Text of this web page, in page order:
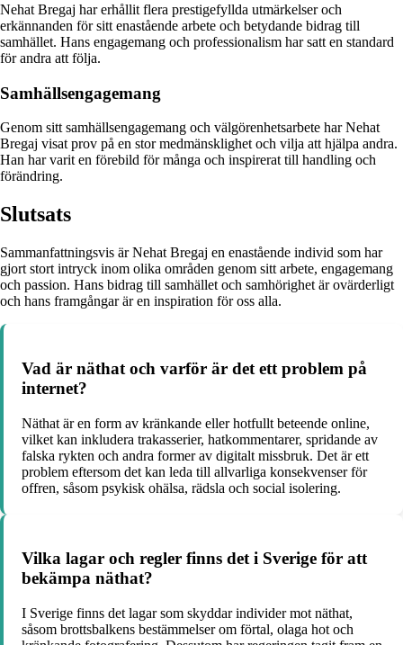
Nehat Bregaj har erhållit flera prestigefyllda utmärkelser och
erkännanden för sitt enastående arbete och betydande bidrag till
samhället. Hans engagemang och professionalism har satt en standard
för andra att följa.
Samhällsengagemang
Genom sitt samhällsengagemang och välgörenhetsarbete har Nehat
Bregaj visat prov på en stor medmänsklighet och vilja att hjälpa andra.
Han har varit en förebild för många och inspirerat till handling och
förändring.
Slutsats
Sammanfattningsvis är Nehat Bregaj en enastående individ som har
gjort stort intryck inom olika områden genom sitt arbete, engagemang
och passion. Hans bidrag till samhället och samhörighet är ovärderligt
och hans framgångar är en inspiration för oss alla.
Vad är näthat och varför är det ett problem på
internet?
Näthat är en form av kränkande eller hotfullt beteende online,
vilket kan inkludera trakasserier, hatkommentarer, spridande av
falska rykten och andra former av digitalt missbruk. Det är ett
problem eftersom det kan leda till allvarliga konsekvenser för
offren, såsom psykisk ohälsa, rädsla och social isolering.
Vilka lagar och regler finns det i Sverige för att
bekämpa näthat?
I Sverige finns det lagar som skyddar individer mot näthat,
såsom brottsbalkens bestämmelser om förtal, olaga hot och